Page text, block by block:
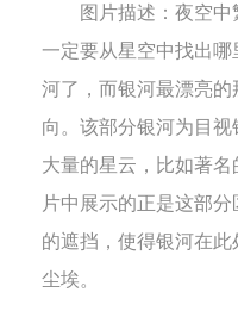
图片描述： 夜空中
一定要从星空中找出
河了，而银河最漂亮
向。该部分银河为目
大量的星云，比如著
片中展示的正是这部
的遮挡，使得银河在
尘埃。